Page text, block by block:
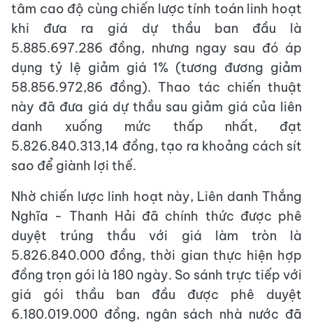
tâm cao độ cùng chiến lược tính toán linh hoạt
khi đưa ra giá dự thầu ban đầu là
5.885.697.286 đồng, nhưng ngay sau đó áp
dụng tỷ lệ giảm giá 1% (tương đương giảm
58.856.972,86 đồng). Thao tác chiến thuật
này đã đưa giá dự thầu sau giảm giá của liên
danh xuống mức thấp nhất, đạt
5.826.840.313,14 đồng, tạo ra khoảng cách sít
sao để giành lợi thế.
Nhờ chiến lược linh hoạt này, Liên danh Thắng
Nghĩa - Thanh Hải đã chính thức được phê
duyệt trúng thầu với giá làm tròn là
5.826.840.000 đồng, thời gian thực hiện hợp
đồng trọn gói là 180 ngày. So sánh trực tiếp với
giá gói thầu ban đầu được phê duyệt
6.180.019.000 đồng, ngân sách nhà nước đã